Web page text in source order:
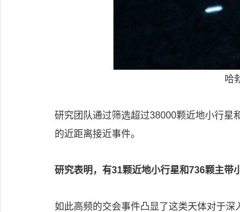
哈
研究团队通过筛选超过38000颗近地小行星
的近距离接近事件。
研究表明，有31颗近地小行星和736颗主带
如此高频的交会事件凸显了这类天体对于